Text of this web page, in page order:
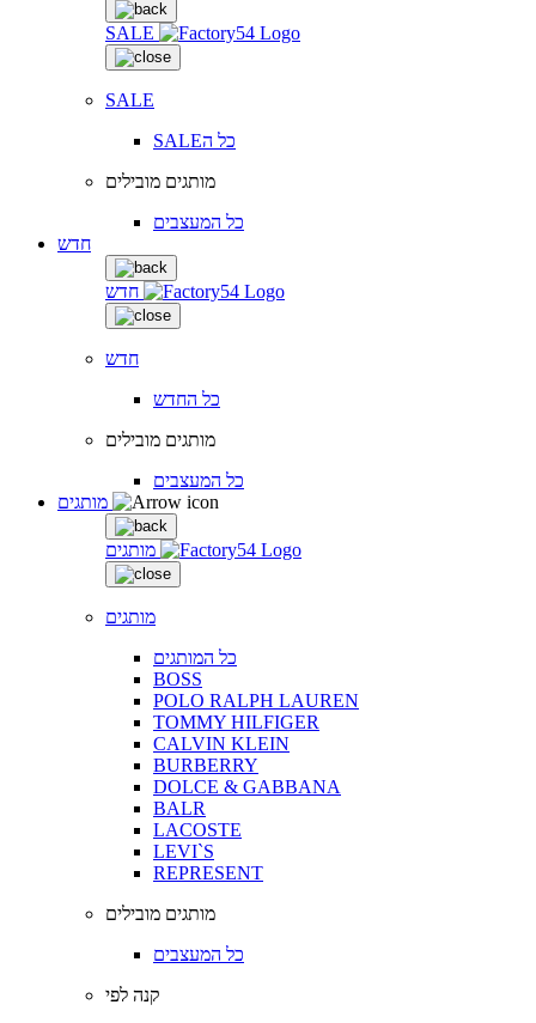
SALE
SALE
SALEכל ה
מותגים מובילים
כל המעצבים
חדש
חדש
חדש
כל החדש
מותגים מובילים
כל המעצבים
מותגים
מותגים
כל המותגים
BOSS
POLO RALPH LAUREN
TOMMY HILFIGER
CALVIN KLEIN
BURBERRY
DOLCE & GABBANA
BALR
LACOSTE
LEVI`S
REPRESENT
מותגים מובילים
כל המעצבים
קנה לפי